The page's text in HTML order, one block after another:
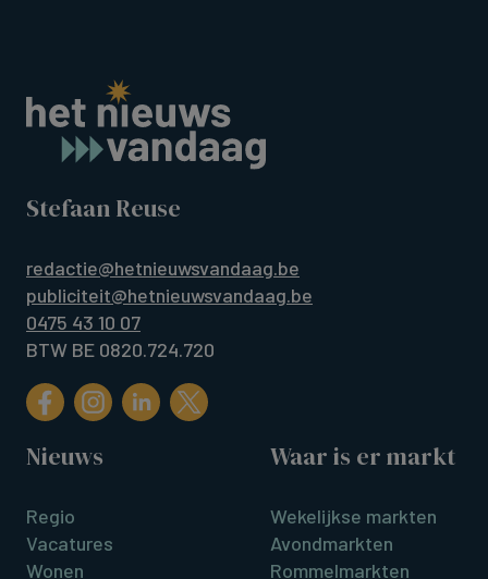
Stefaan Reuse
redactie@hetnieuwsvandaag.be
publiciteit@hetnieuwsvandaag.be
0475 43 10 07
BTW BE 0820.724.720
Nieuws
Regio
Vacatures
Wonen
Waar is er markt
Wekelijkse markten
Avondmarkten
Rommelmarkten